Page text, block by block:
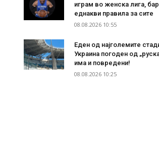
играм во женска лига,
еднакви правила за сите
08.08.2026 10:55
Еден од најголемите
Украина погоден од
има и повредени!
08.08.2026 10:25